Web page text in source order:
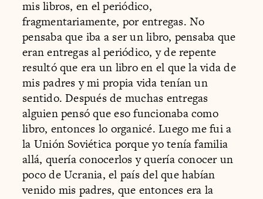
mis libros, en el periódico,
fragmentariamente, por entregas. No
pensaba que iba a ser un libro, pensaba que
eran entregas al periódico, y de repente
resultó que era un libro en el que la vida de
mis padres y mi propia vida tenían un
sentido. Después de muchas entregas
alguien pensó que eso funcionaba como
libro, entonces lo organicé. Luego me fui a
la Unión Soviética porque yo tenía familia
allá, quería conocerlos y quería conocer un
poco de Ucrania, el país del que habían
venido mis padres, que entonces era la